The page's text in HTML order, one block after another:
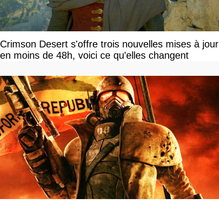
Crimson Desert s'offre trois nouvelles mises à jour
en moins de 48h, voici ce qu'elles changent